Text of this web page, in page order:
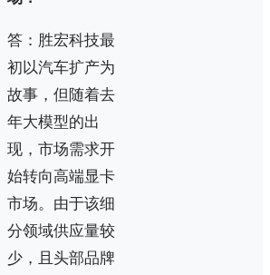
答：胜宏科技最
初以汽车扩产为
故事，但随着去
年大模型的出
现，市场需求开
始转向高端显卡
市场。由于该细
分领域供应量较
少，且头部品牌